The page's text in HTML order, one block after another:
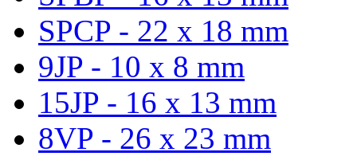
SPCP - 22 x 18 mm
9JP - 10 x 8 mm
15JP - 16 x 13 mm
8VP - 26 x 23 mm